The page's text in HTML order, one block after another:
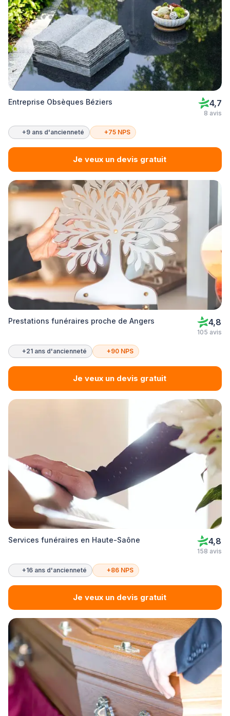
Entreprise Obsèques Béziers 4,7
8 avis
+9 ans d'ancienneté +75 NPS
Je veux un devis gratuit
Prestations funéraires proche de Angers 4,8
105 avis
+21 ans d'ancienneté +90 NPS
Je veux un devis gratuit
Services funéraires en Haute-Saône 4,8
158 avis
+16 ans d'ancienneté +86 NPS
Je veux un devis gratuit